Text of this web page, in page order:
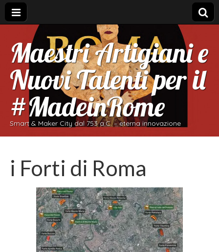
Maestri Artigiani e
Nuovi Talenti per il
#MadeinRome
Smart & Maker City dal 753 a.C. – eterna innovazione
i Forti di Roma